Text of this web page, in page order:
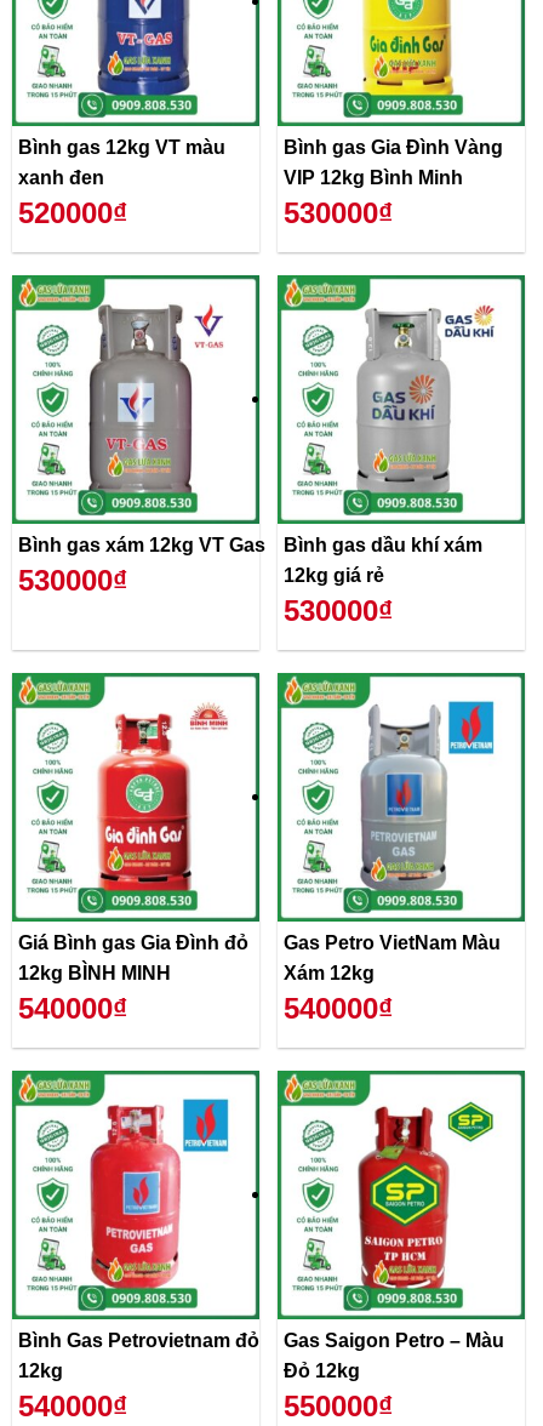
Bình gas 12kg VT màu
xanh đen
520000₫
Bình gas Gia Đình Vàng
VIP 12kg Bình Minh
530000₫
Bình gas xám 12kg VT Gas
530000₫
Bình gas dầu khí xám
12kg giá rẻ
530000₫
Giá Bình gas Gia Đình đỏ
12kg BÌNH MINH
540000₫
Gas Petro VietNam Màu
Xám 12kg
540000₫
Bình Gas Petrovietnam đỏ
12kg
540000₫
Gas Saigon Petro – Màu
Đỏ 12kg
550000₫